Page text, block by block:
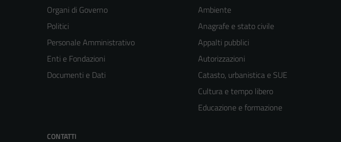
Organi di Governo
Politici
Personale Amministrativo
Enti e Fondazioni
Documenti e Dati
Ambiente
Anagrafe e stato civile
Appalti pubblici
Autorizzazioni
Catasto, urbanistica e SUE
Cultura e tempo libero
Educazione e formazione
CONTATTI